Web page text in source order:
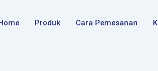
Produk Cara Pemesanan